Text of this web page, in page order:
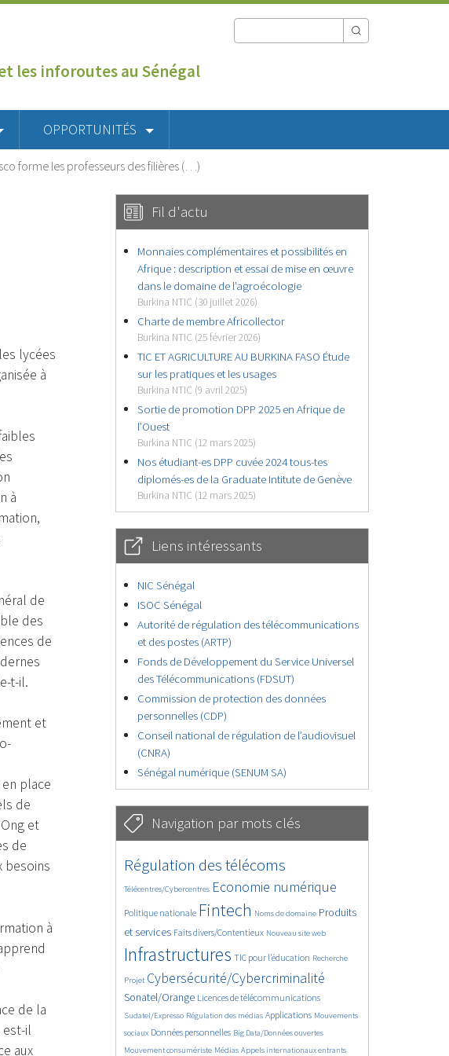
les inforoutes au Sénégal
OPPORTUNITÉS
forme les professeurs des filières (…)
lycées
à
à
de
des
de
t-il.
et
place
de
et
de
besoins
à
de la
est-il
aux
Fil d'actu
Monnaies complémentaires et possibilités en
Afrique : description et essai de mise en œuvre
dans le domaine de l’agroécologie
Burkina NTIC (30 juillet 2026)
Charte de membre Africollector
Burkina NTIC (25 février 2026)
TIC ET AGRICULTURE AU BURKINA FASO Étude
sur les pratiques et les usages
Burkina NTIC (9 avril 2025)
Sortie de promotion DPP 2025 en Afrique de
l’Ouest
Burkina NTIC (12 mars 2025)
Nos étudiant-es DPP cuvée 2024 tous-tes
diplomés-es de la Graduate Intitute de Genève
Burkina NTIC (12 mars 2025)
Liens intéressants
NIC Sénégal
ISOC Sénégal
Autorité de régulation des télécommunications
et des postes (ARTP)
Fonds de Développement du Service Universel
des Télécommunications (FDSUT)
Commission de protection des données
personnelles (CDP)
Conseil national de régulation de l’audiovisuel
(CNRA)
Sénégal numérique (SENUM SA)
Navigation par mots clés
4661/5766
Régulation des télécoms
364/5766
Télécentres/Cybercentres
3795/5766 Economie numérique
1879/5766
Politique nationale
5212/5766 Fintech
690/5766
Noms de domaine
2491/5766
Produits
et services
1623/5766 Faits divers/Contentieux
853/5766 Nouveau site web
5766/5766
Infrastructures
1837/5766
TIC pour l’éducation
206/5766
Recherche
247/5766
Projet
3663/5766Cybersécurité/Cybercriminalité
2337/5766
Sonatel/Orange
1631/5766 Licences de télécommunications
299/5766
Sudatel/Expresso
1019/5766 Régulation des médias
1533/5766 Applications
1239/5766
Mouvements
sociaux
1670/5766Données personnelles
148/5766 Big Data/Données ouvertes
626/5766
Mouvement consumériste
366/5766 Médias
751/5766 Appels internationaux entrants
1762/5766